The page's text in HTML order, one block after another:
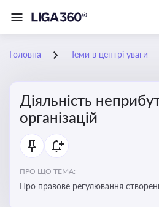
Головна Теми в центрі уваги
Діяльність
організацій
ПРО ЩО ТЕМА:
Про правове регулювання створення, функціонування